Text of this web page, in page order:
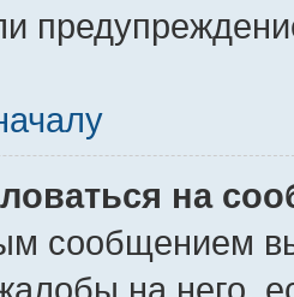
на
сообщением
на него,